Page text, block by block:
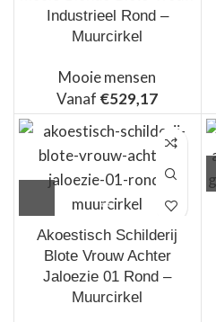
Industrieel Rond –
Muurcirkel
Mooie mensen
Vanaf €529,17
Akoestisch Schilderij
Blote Vrouw Achter
Jaloezie 01 Rond –
Muurcirkel